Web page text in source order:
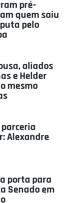
pré-
quem saiu
pelo
aliados
e Helder
mesmo
Alexandre
porta para
Senado em